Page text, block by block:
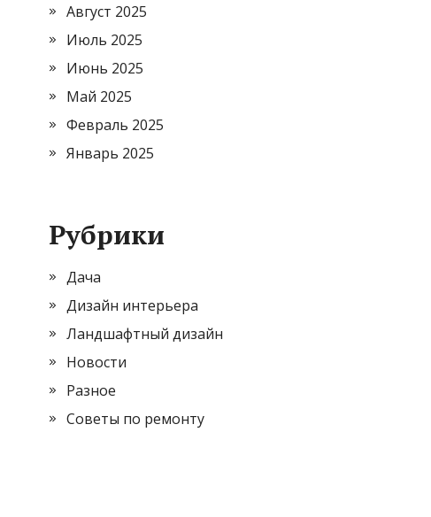
Август 2025
Июль 2025
Июнь 2025
Май 2025
Февраль 2025
Январь 2025
Рубрики
Дача
Дизайн интерьера
Ландшафтный дизайн
Новости
Разное
Советы по ремонту